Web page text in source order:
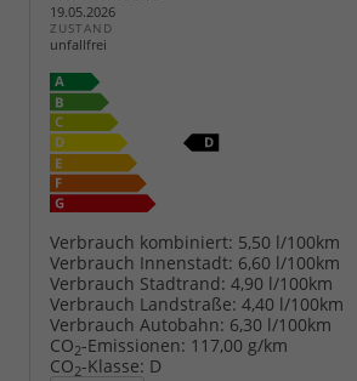
19.05.2026
ZUSTAND
unfallfrei
Verbrauch kombiniert: 5,50 l/100km
Verbrauch Innenstadt: 6,60 l/100km
Verbrauch Stadtrand: 4,90 l/100km
Verbrauch Landstraße: 4,40 l/100km
Verbrauch Autobahn: 6,30 l/100km
CO2-Emissionen: 117,00 g/km
CO2-Klasse: D